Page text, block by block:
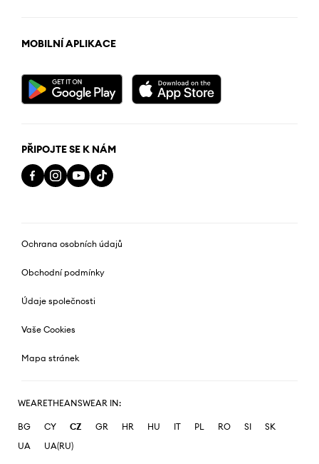
MOBILNÍ APLIKACE
PŘIPOJTE SE K NÁM
Ochrana osobních údajů
Obchodní podmínky
Údaje společnosti
Vaše Cookies
Mapa stránek
WEARETHEANSWEAR IN:
BG CY CZ GR HR HU IT PL RO SI
SK
UA
UA(RU)